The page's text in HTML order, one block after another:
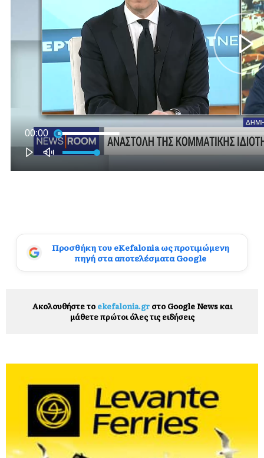
Προσθήκη του eKefalonia ως προτιμώμενη
πηγή στα αποτελέσματα Google
Ακολουθήστε το ekefalonia.grστο Google News και
μάθετε πρώτοι όλες τις ειδήσεις